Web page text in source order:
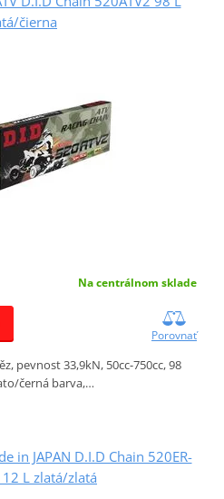
čierna
Na centrálnom sklade
Porovnať
pevnost 33,9kN, 50cc-750cc, 98
černá barva,…
in JAPAN D.I.D Chain 520ER-
L zlatá/zlatá